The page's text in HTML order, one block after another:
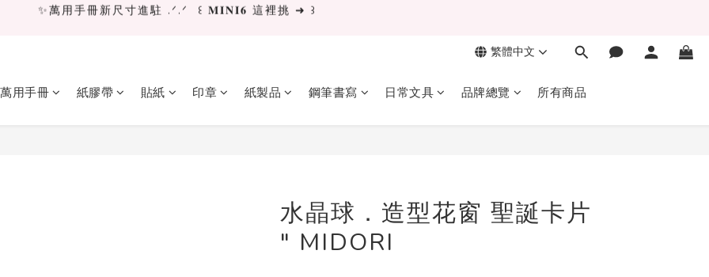
✨萬用手冊新尺寸進駐 .ᐟ.ᐟ  ꒰ 𝐌𝐈𝐍𝐈𝟔 這裡挑 ➜ ꒱
繁體中文
萬用手冊 紙膠帶 貼紙 印章 紙製品 鋼筆書寫 日常文具 品牌總覽 所有商品
水晶球．造型花窗 聖誕卡片
" MIDORI
立即購買